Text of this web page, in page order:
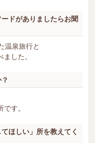
ドがありましたらお聞
温泉旅行と
した。
す。
ほしい」所を教えてく